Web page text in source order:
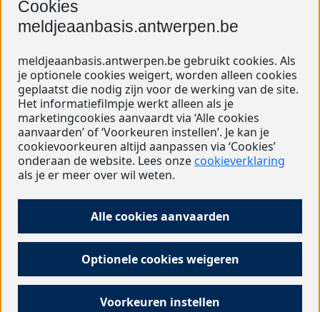
Volledige tijdslijn tonen
Benieuwd hoe het hele aanmeldingsproces verloopt?
Bekijk het filmpje en we loodsen je er stap voor stap
door. De tijdslijn toont waar we nu in de jaarlijkse
aanmelding zitten. Wil je de stappen nog eens nalezen?
Ga naar de pagina van hetstappenplan.
Zoek je informatie over de wachtlijsten voor dit
schooljaar: 2025-2026? Contacteer de helpdesk.
Account aanmaken
Cookies
meldjeaanbasis.antwerpen.be
meldjeaanbasis.antwerpen.be gebruikt cookies. Als
je optionele cookies weigert, worden alleen cookies
geplaatst die nodig zijn voor de werking van de site.
Het informatiefilmpje werkt alleen als je
marketingcookies aanvaardt via ‘Alle cookies
aanvaarden’ of ‘Voorkeuren instellen’. Je kan je
cookievoorkeuren altijd aanpassen via ‘Cookies’
onderaan de website. Lees onzecookieverklaring
als je er meer over wil weten.
Alle cookies aanvaarden
Optionele cookies weigeren
Voorkeuren instellen